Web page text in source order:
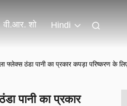
वी.आर. शो Hindi
फ्लेक्स ठंडा पानी का प्रकार कपड़ा परिष्करण के
पानी का प्रकार